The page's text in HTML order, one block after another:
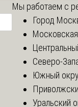
Мы работаем с
Город
Северо-
Южный
Уральский